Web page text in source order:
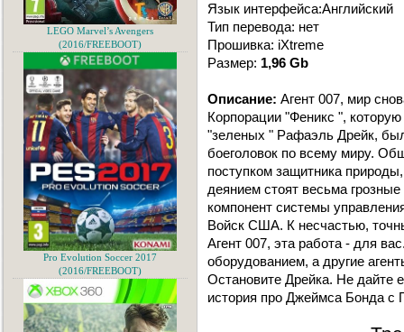
Язык интерфейса:Английский
Тип перевода: нет
Прошивка: iXtreme
Размер: 1,96 Gb
Описание: Агент 007, мир
Корпорации "Феникс ",
"зеленых " Рафаэль Дрейк,
боеголовок по всему миру.
поступком защитника
деянием стоят весьма
компонент системы
Войск США. К несчастью,
Агент 007, эта работа - для
оборудованием, а другие
Остановите Дрейка. Не дайте
история про Джеймса Бонда с
LEGO Marvel’s Avengers
(2016/FREEBOOT)
Pro Evolution Soccer 2017
(2016/FREEBOOT)